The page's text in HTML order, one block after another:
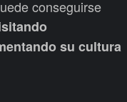
conseguirse
su cultura